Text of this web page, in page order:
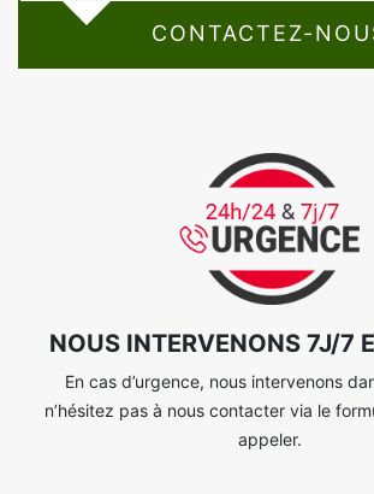
CONTACTEZ-
NOUS INTERVENONS 7J/7
En cas d’urgence, nous intervenons
n’hésitez pas à nous contacter via le
appeler.